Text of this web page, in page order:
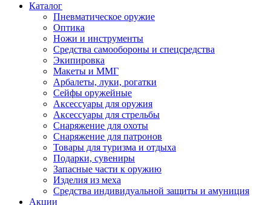
Каталог
Пневматическое оружие
Оптика
Ножи и инструменты
Средства самообороны и спецсредства
Экипировка
Макеты и ММГ
Арбалеты, луки, рогатки
Сейфы оружейные
Аксессуары для оружия
Аксессуары для стрельбы
Снаряжение для охоты
Снаряжение для патронов
Товары для туризма и отдыха
Подарки, сувениры
Запасные части к оружию
Изделия из меха
Средства индивидуальной защиты и амуниция
Акции